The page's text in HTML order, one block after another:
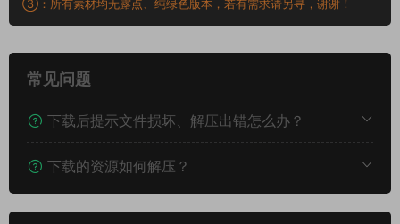
③：所有素材均无露点、纯绿色版本，若有需求请另寻，谢谢！
常见问题
下载后提示文件损坏、解压出错怎么办？
下载的资源如何解压？